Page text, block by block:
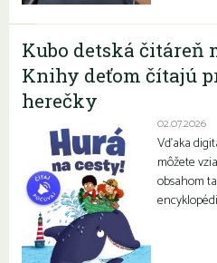
Kubo detská čitáreň
Knihy deťom čítajú
herečky
02.07.2026
Vďaka
môžete
obsahom